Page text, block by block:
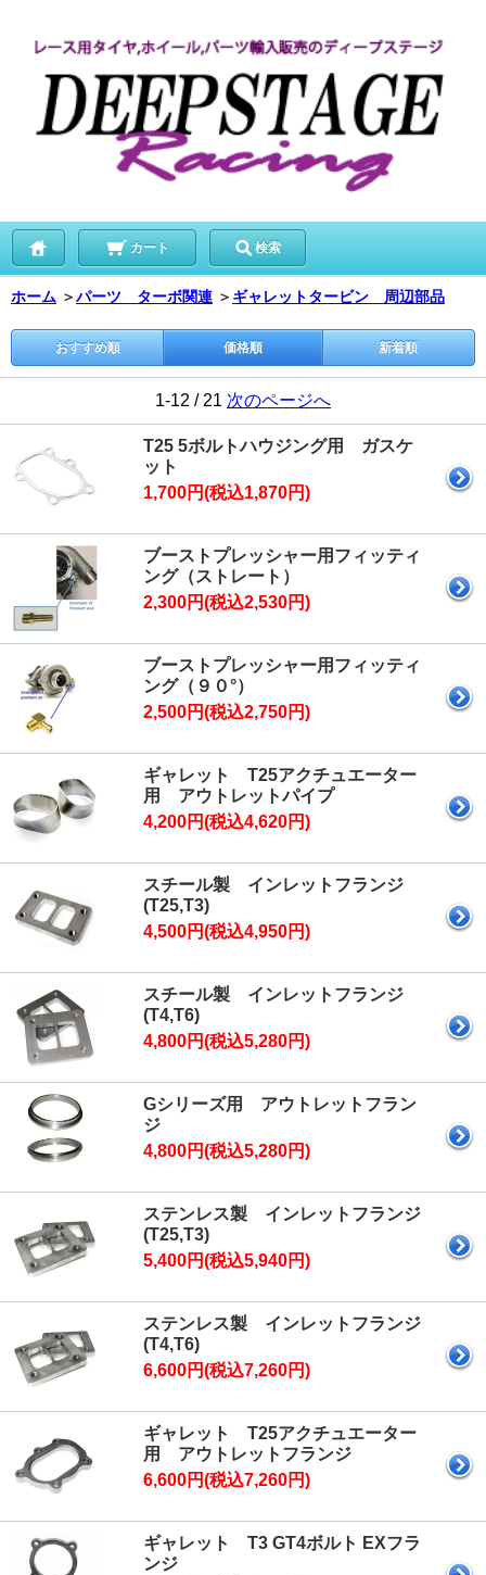
カート 検索
ホーム ＞パーツ ターボ関連 ＞ ギャレットタービン 周辺部品
おすすめ順 価格順 新着順
1-12 / 21 次のページへ
T25 5ボルトハウジング用 ガスケ
ット
1,700円(税込1,870円)
ブーストプレッシャー用フィッティ
ング（ストレート）
2,300円(税込2,530円)
ブーストプレッシャー用フィッティ
ング（９０°）
2,500円(税込2,750円)
ギャレット T25アクチュエーター
用 アウトレットパイプ
4,200円(税込4,620円)
スチール製 インレットフランジ
(T25,T3)
4,500円(税込4,950円)
スチール製 インレットフランジ
(T4,T6)
4,800円(税込5,280円)
Gシリーズ用 アウトレットフラン
ジ
4,800円(税込5,280円)
ステンレス製 インレットフランジ
(T25,T3)
5,400円(税込5,940円)
ステンレス製 インレットフランジ
(T4,T6)
6,600円(税込7,260円)
ギャレット T25アクチュエーター
用 アウトレットフランジ
6,600円(税込7,260円)
ギャレット T3 GT4ボルト EXフラ
ンジ